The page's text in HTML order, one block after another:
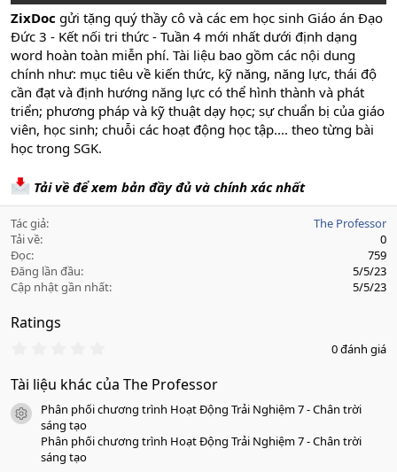
ZixDoc gửi tặng quý thầy cô và các em học sinh Giáo án Đạo
Đức 3 - Kết nối tri thức - Tuần 4 mới nhất dưới định dạng
word hoàn toàn miễn phí. Tài liệu bao gồm các nội dung
chính như: mục tiêu về kiến thức, kỹ năng, năng lực, thái độ
cần đạt và định hướng năng lực có thể hình thành và phát
triển; phương pháp và kỹ thuật dạy học; sự chuẩn bị của giáo
viên, học sinh; chuỗi các hoạt động học tập.... theo từng bài
học trong SGK.
Tải về để xem bản đầy đủ và chính xác nhất
Tác giả
The Professor
Tải về
0
Đọc
759
Đăng lần đầu
5/5/23
Cập nhật gần nhất
5/5/23
Ratings
0
0
a
0 đánh giá
Tài liệu khác của The Professor
icon tài liệu
Phân phối chương trình Hoạt Động Trải Nghiệm 7 - Chân trời
sáng tạo
Phân phối chương trình Hoạt Động Trải Nghiệm 7 - Chân trời
sáng tạo